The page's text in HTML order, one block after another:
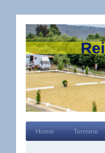
Home Termine